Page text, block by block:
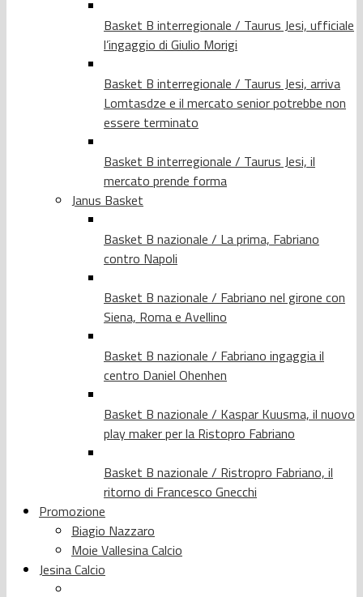
Basket B interregionale / Taurus Jesi, ufficiale
l’ingaggio di Giulio Morigi
Basket B interregionale / Taurus Jesi, arriva
Lomtasdze e il mercato senior potrebbe non
essere terminato
Basket B interregionale / Taurus Jesi, il
mercato prende forma
Janus Basket
Basket B nazionale / La prima, Fabriano
contro Napoli
Basket B nazionale / Fabriano nel girone con
Siena, Roma e Avellino
Basket B nazionale / Fabriano ingaggia il
centro Daniel Ohenhen
Basket B nazionale / Kaspar Kuusma, il nuovo
play maker per la Ristopro Fabriano
Basket B nazionale / Ristropro Fabriano, il
ritorno di Francesco Gnecchi
Promozione
Biagio Nazzaro
Moie Vallesina Calcio
Jesina Calcio